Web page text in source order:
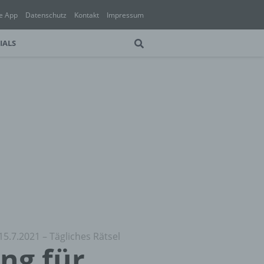
App Datenschutz Kontakt Impressum
– Tägliches Rätsel